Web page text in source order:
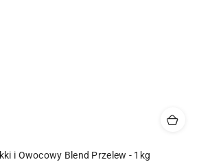
i Owocowy Blend Przelew - 1kg